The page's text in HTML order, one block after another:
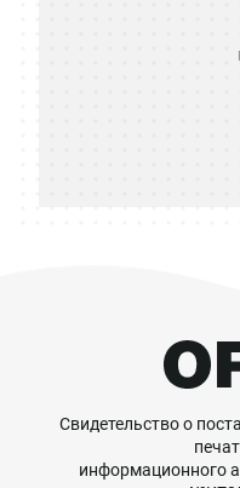
Свидетельство о
информационного